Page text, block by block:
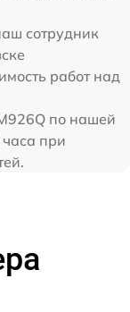
сотрудник
работ над
по нашей
при